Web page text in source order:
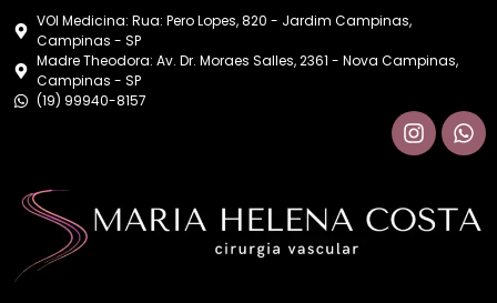
VOI Medicina: Rua: Pero Lopes, 820 - Jardim Campinas,
Campinas - SP
Madre Theodora: Av. Dr. Moraes Salles, 2361 - Nova Campinas,
Campinas - SP
(19) 99940-8157